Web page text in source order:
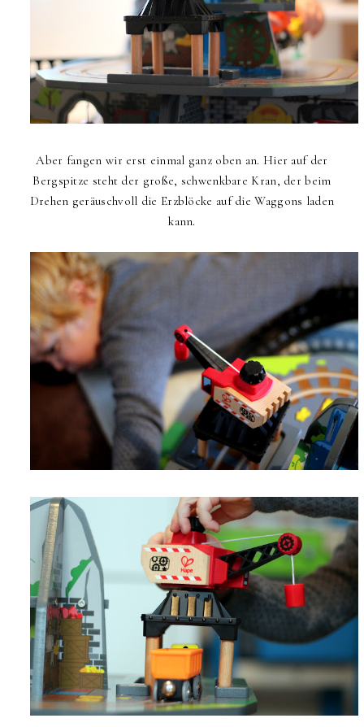
Aber fangen wir erst einmal ganz oben an. Hier auf der
Bergspitze steht der große, schwenkbare Kran, der beim
Drehen geräuschvoll die Erzblöcke auf die Waggons laden
kann.